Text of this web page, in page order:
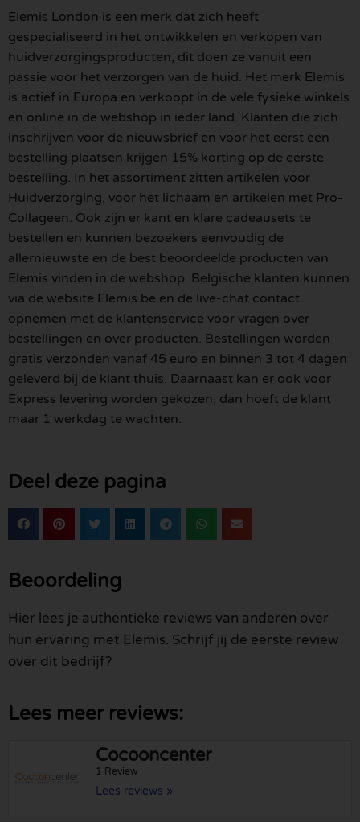
Elemis London is een merk dat zich heeft
gespecialiseerd in het ontwikkelen en verkopen van
huidverzorgingsproducten, dit doen ze vanuit een
passie voor het verzorgen van de huid. Het merk Elemis
is actief in Europa en verkoopt in de vele fysieke winkels
en online in de webshop in ieder land. Klanten die zich
inschrijven voor de nieuwsbrief en voor het eerst een
bestelling plaatsen krijgen 15% korting op de eerste
bestelling. In het assortiment zitten artikelen voor
Huidverzorging, voor het lichaam en artikelen met Pro-
Collageen. Ook zijn er kant en klare cadeausets te
bestellen en kunnen bezoekers eenvoudig de
allernieuwste en de best beoordeelde producten van
Elemis vinden in de webshop. Belgische klanten kunnen
via de website Elemis.be en de live-chat contact
opnemen met de klantenservice voor vragen over
bestellingen en over producten. Bestellingen worden
gratis verzonden vanaf 45 euro en binnen 3 tot 4 dagen
geleverd bij de klant thuis. Daarnaast kan er ook voor
Express levering worden gekozen, dan hoeft de klant
maar 1 werkdag te wachten.
Deel deze pagina
Beoordeling
Hier lees je authentieke reviews van anderen over
hun ervaring met Elemis. Schrijf jij de eerste review
over dit bedrijf?
Lees meer reviews:
Cocooncenter
1 Review
Lees reviews »